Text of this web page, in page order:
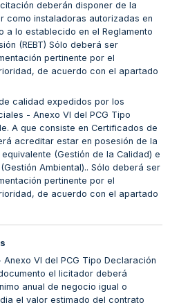
deberán disponer de la
como instaladoras autorizadas en
a lo establecido en el Reglamento
(REBT) Sólo deberá ser
pertinente por el
de acuerdo con el apartado
calidad expedidos por los
- Anexo VI del PCG Tipo
A que consiste en Certificados de
acreditar estar en posesión de la
(Gestión de la Calidad) e
Ambiental).. Sólo deberá ser
pertinente por el
de acuerdo con el apartado
VI del PCG Tipo Declaración
el licitador deberá
anual de negocio igual o
el valor estimado del contrato